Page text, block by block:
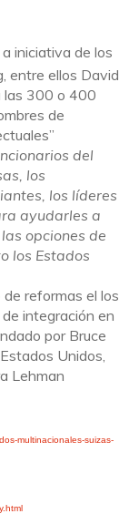
iniciativa de los
entre ellos David
las 300 o 400
de
del
los
los líderes
ayudarles a
opciones de
los Estados
reformas el los
integración en
por Bruce
Unidos,
Lehman
multinacionales-suizas-